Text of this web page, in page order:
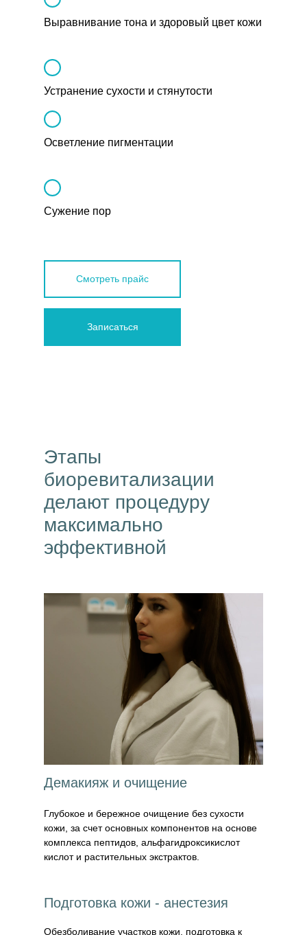
Смотреть прайс
Записаться
Выравнивание тона и здоровый цвет кожи
Устранение сухости и стянутости
Осветление пигментации
Сужение пор
Этапы
биоревитализации
делают процедуру
максимально
эффективной
Обезболивание участков кожи, подготовка к
Глубокое и бережное очищение без сухости
кожи, за счет основных компонентов на основе
комплекса пептидов, альфагидроксикислот
кислот и растительных экстрактов.
Демакияж и очищение
Подготовка кожи - анестезия